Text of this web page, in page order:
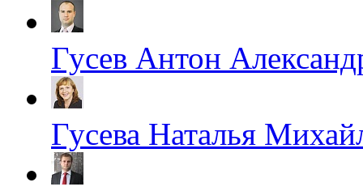
Гусев Антон
Гусева Наталья